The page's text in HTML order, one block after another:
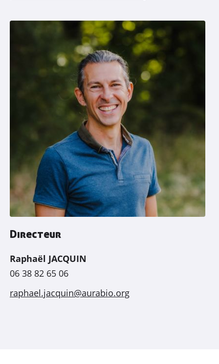
Directeur
Raphaël JACQUIN
06 38 82 65 06
raphael.jacquin@aurabio.org